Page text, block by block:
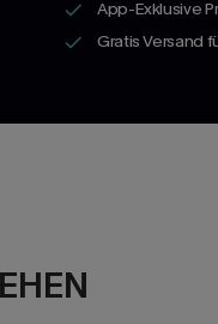
App-Exklusive
Gratis Versand